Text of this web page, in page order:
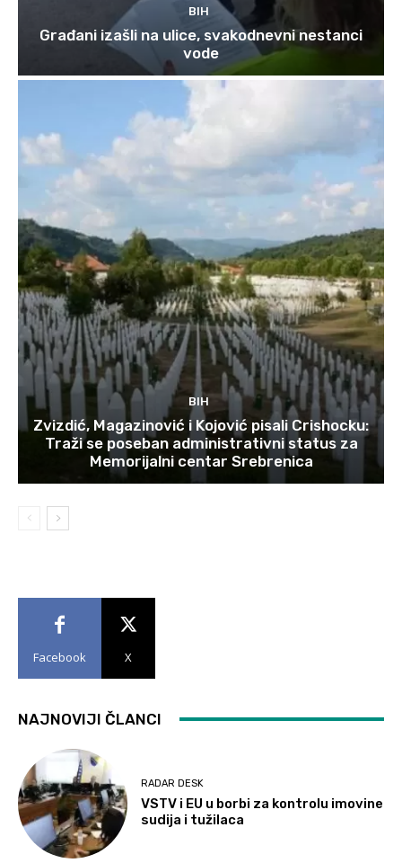
BIH
Građani izašli na ulice, svakodnevni nestanci
vode
BIH
Zvizdić, Magazinović i Kojović pisali Crishocku:
Traži se poseban administrativni status za
Memorijalni centar Srebrenica
Facebook X
NAJNOVIJI ČLANCI
RADAR DESK
VSTV i EU u borbi za kontrolu imovine
sudija i tužilaca